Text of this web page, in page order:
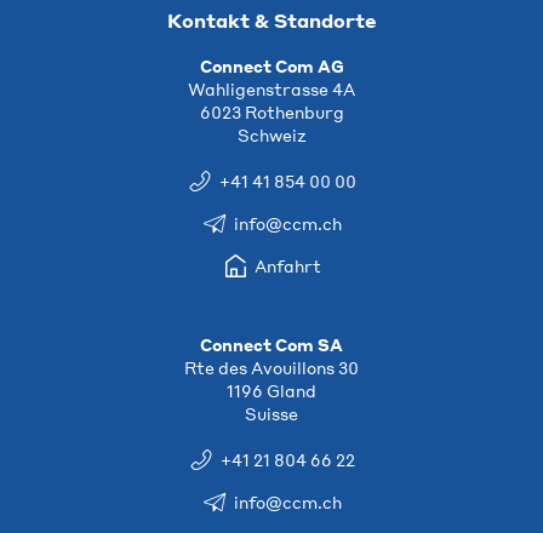
Kontakt & Standorte
Connect Com AG
Wahligenstrasse 4A
6023 Rothenburg
Schweiz
+41 41 854 00 00
info@ccm.ch
Anfahrt
Connect Com SA
Rte des Avouillons 30
1196 Gland
Suisse
+41 21 804 66 22
info@ccm.ch